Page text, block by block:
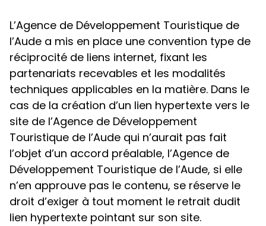
L’Agence de Développement Touristique de
l’Aude a mis en place une convention type de
réciprocité de liens internet, fixant les
partenariats recevables et les modalités
techniques applicables en la matière. Dans le
cas de la création d’un lien hypertexte vers le
site de l’Agence de Développement
Touristique de l’Aude qui n’aurait pas fait
l’objet d’un accord préalable, l’Agence de
Développement Touristique de l’Aude, si elle
n’en approuve pas le contenu, se réserve le
droit d’exiger à tout moment le retrait dudit
lien hypertexte pointant sur son site.